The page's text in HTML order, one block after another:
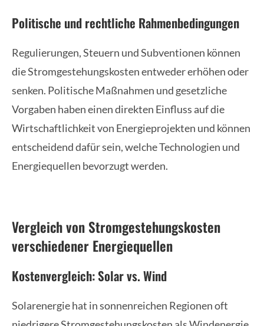
Politische und rechtliche Rahmenbedingungen
Regulierungen, Steuern und Subventionen können
die Stromgestehungskosten entweder erhöhen oder
senken. Politische Maßnahmen und gesetzliche
Vorgaben haben einen direkten Einfluss auf die
Wirtschaftlichkeit von Energieprojekten und können
entscheidend dafür sein, welche Technologien und
Energiequellen bevorzugt werden.
Vergleich von Stromgestehungskosten
verschiedener Energiequellen
Kostenvergleich: Solar vs. Wind
Solarenergie hat in sonnenreichen Regionen oft